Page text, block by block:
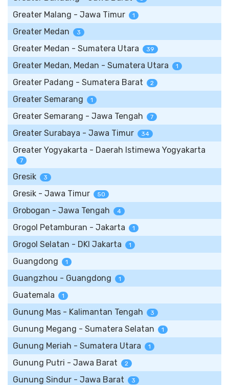
Greater Malang - Jawa Timur 1
Greater Medan 3
Greater Medan - Sumatera Utara 39
Greater Medan, Medan - Sumatera Utara 1
Greater Padang - Sumatera Barat 2
Greater Semarang 1
Greater Semarang - Jawa Tengah 7
Greater Surabaya - Jawa Timur 34
Greater Yogyakarta - Daerah Istimewa Yogyakarta
7
Gresik 3
Gresik - Jawa Timur 50
Grobogan - Jawa Tengah 4
Grogol Petamburan - Jakarta 1
Grogol Selatan - DKI Jakarta 1
Guangdong 1
Guangzhou - Guangdong 1
Guatemala 1
Gunung Mas - Kalimantan Tengah 3
Gunung Megang - Sumatera Selatan 1
Gunung Meriah - Sumatera Utara 1
Gunung Putri - Jawa Barat 2
Gunung Sindur - Jawa Barat 3